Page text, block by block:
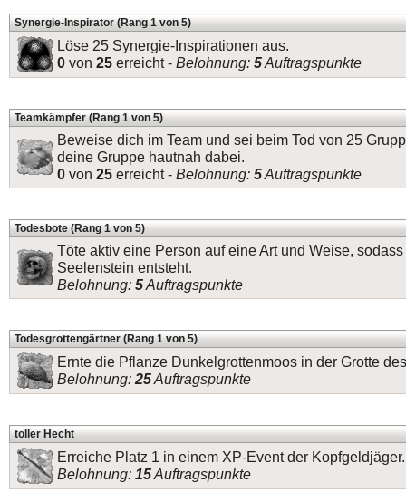
Synergie-Inspirator (Rang 1 von 5)
Löse 25 Synergie-Inspirationen aus.
0 von 25 erreicht - Belohnung: 5Auftragspunkte
Teamkämpfer (Rang 1 von 5)
Beweise dich im Team und sei beim Tod von 25
deine Gruppe hautnah dabei.
0 von 25 erreicht - Belohnung: 5Auftragspunkte
Todesbote (Rang 1 von 5)
Töte aktiv eine Person auf eine Art und Weise,
Seelenstein entsteht.
Belohnung: 5Auftragspunkte
Todesgrottengärtner (Rang 1 von 5)
Ernte die Pflanze Dunkelgrottenmoos in der Grotte
Belohnung: 25Auftragspunkte
toller Hecht
Erreiche Platz 1 in einem XP-Event der Kopfgeldjäger.
Belohnung: 15Auftragspunkte